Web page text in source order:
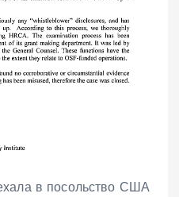
в посольство США